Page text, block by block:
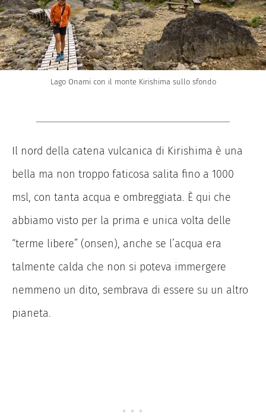
Lago Onami con il monte Kirishima sullo sfondo
Il nord della catena vulcanica di Kirishima è una
bella ma non troppo faticosa salita fino a 1000
msl, con tanta acqua e ombreggiata. È qui che
abbiamo visto per la prima e unica volta delle
“terme libere” (onsen), anche se l’acqua era
talmente calda che non si poteva immergere
nemmeno un dito, sembrava di essere su un altro
pianeta.